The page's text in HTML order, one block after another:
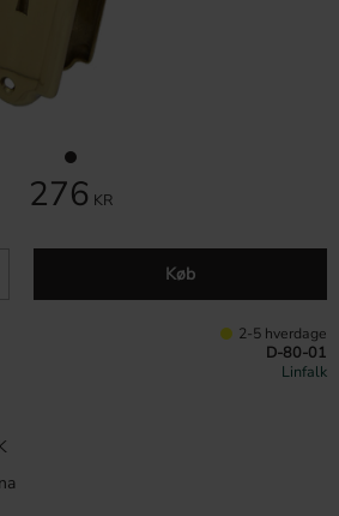
276 KR
Køb
2-5 hverdage
D-80-01
Linfalk